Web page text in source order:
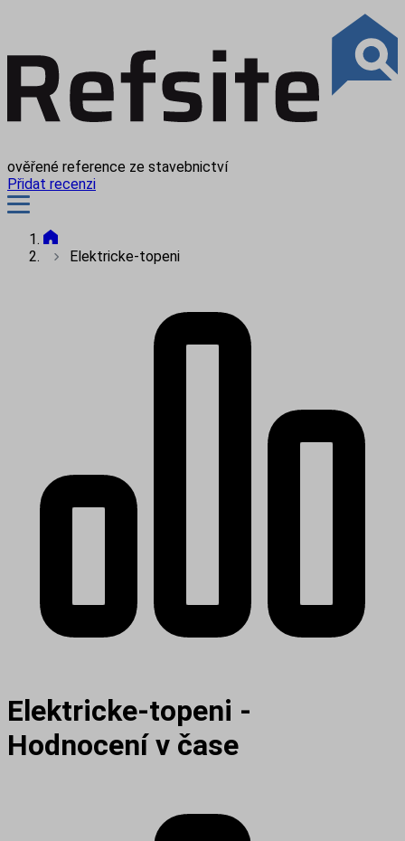
ověřené reference ze stavebnictví
Přidat recenzi
Elektricke-topeni
Elektricke-topeni -
Hodnocení v čase